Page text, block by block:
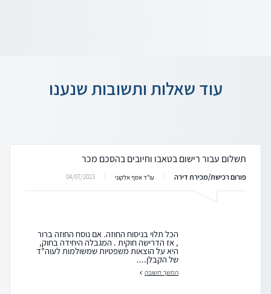
עוד שאלות ותשובות שנענו
תשלום עבור רישום בטאבו וחיובים בהסכם מכר
פורום רכישת/מכירת דירה עו"ד אסף אלקוני 04/07/2023
הכל תלוי בניסוח החוזה. אם נוסח החוזה ברור
, אז הדרישה חוקית . המגבלה היחידה בחוק,
היא על הוצאות משפטיות שמשולמות לעוה"ד
של הקבלן....
המשך תשובה